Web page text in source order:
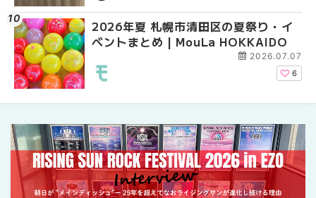
2026年夏 札幌市清田区の夏祭り・イ
ベントまとめ | MouLa HOKKAIDO
2026.07.07
6
2026年夏 恵庭市・千
イベントまとめ |
2026年夏 札幌市豊平
ベントまとめ |